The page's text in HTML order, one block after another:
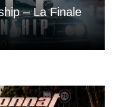
– La Finale